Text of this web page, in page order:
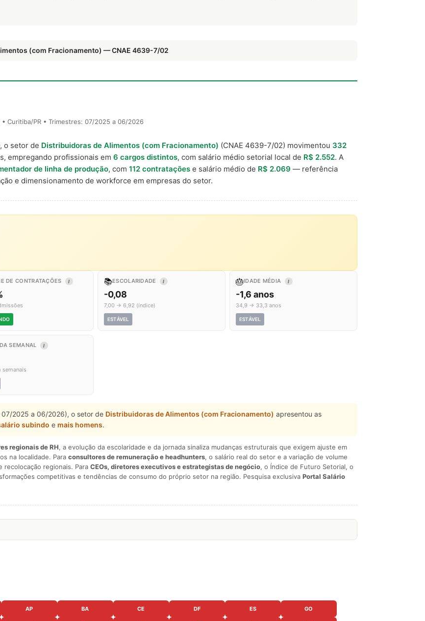
(com Fracionamento) — CNAE 4639-7/02
Curitiba/PR • Trimestres: 07/2025 a 06/2026
o setor de Distribuidoras de Alimentos (com Fracionamento) (CNAE 4639-7/02) movimentou 332
empregando profissionais em 6 cargos distintos, com salário médio setorial local de R$ 2.552. A
de linha de produção, com 112 contratações e salário médio de R$ 2.069 — referência
e dimensionamento de workforce em empresas do setor.
DE CONTRATAÇÕES I 📚ESCOLARIDADE I
-0,08
7,00 → 6,92 (índice)
ESTÁVEL
🎂IDADE MÉDIA I
-1,6 anos
34,9 → 33,3 anos
ESTÁVEL
SEMANAL I
07/2025 a 06/2026), o setor de Distribuidoras de Alimentos (com Fracionamento) apresentou as
subindo e mais homens.
regionais de RH, a evolução da escolaridade e da jornada sinaliza mudanças estruturais que exigem ajuste em
na localidade. Para consultores de remuneração e headhunters, o salário real do setor e a variação de volume
recolocação regionais. Para CEOs, diretores executivos e estrategistas de negócio, o Índice de Futuro Setorial, o
competitivas e tendências de consumo do próprio setor na região. Pesquisa exclusiva Portal Salário
AP BA CE DF ES GO